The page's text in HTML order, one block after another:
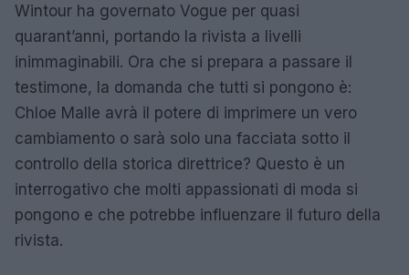
Wintour ha governato Vogue per quasi
quarant’anni, portando la rivista a livelli
inimmaginabili. Ora che si prepara a passare il
testimone, la domanda che tutti si pongono è:
Chloe Malle avrà il potere di imprimere un vero
cambiamento o sarà solo una facciata sotto il
controllo della storica direttrice? Questo è un
interrogativo che molti appassionati di moda si
pongono e che potrebbe influenzare il futuro della
rivista.